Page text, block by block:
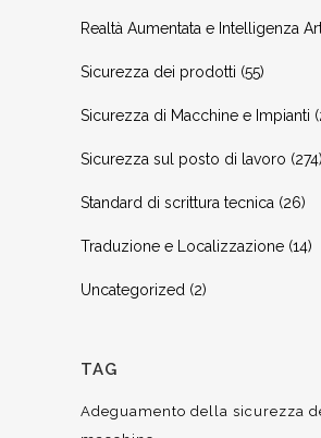
Realtà Aumentata e Intelligenza
Sicurezza dei prodotti (55)
Sicurezza di Macchine e Impianti
Sicurezza sul posto di lavoro (274)
Standard di scrittura tecnica (26)
Traduzione e Localizzazione (14)
Uncategorized (2)
TAG
Adeguamento della sicurezza